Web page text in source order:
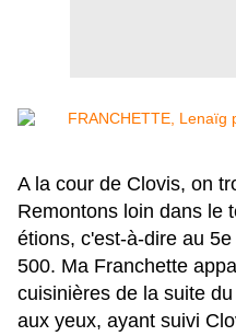
A la cour de Clovis, on
Remontons loin dans le
étions, c'est-à-dire au
500. Ma Franchette
cuisinières de la suite
aux yeux, ayant suivi